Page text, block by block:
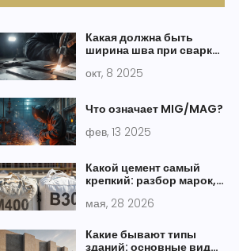
Какая должна быть
ширина шва при сварке?
окт, 8 2025
Что означает MIG/MAG?
фев, 13 2025
Какой цемент самый
крепкий: разбор марок,
бетона
мая, 28 2026
Какие бывают типы
зданий: основные виды